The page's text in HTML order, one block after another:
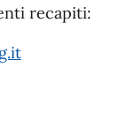
recapiti: